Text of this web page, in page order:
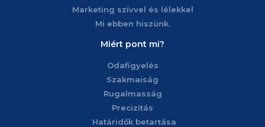
Marketing szívvel és lélekkel
Mi ebben hiszünk.
Miért pont mi?
Odafigyelés
Szakmaiság
Rugalmasság
Precizitás
Határidők betartása